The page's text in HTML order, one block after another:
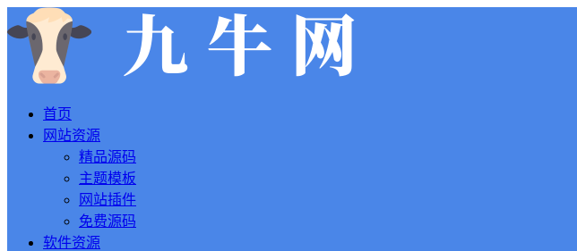
首页
网站资源
精品源码
主题模板
网站插件
免费源码
软件资源